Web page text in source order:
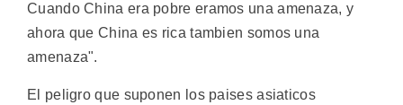
Cuando China era pobre eramos una amenaza, y
ahora que China es rica tambien somos una
amenaza".
El peligro que suponen los paises asiaticos